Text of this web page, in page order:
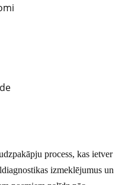
process, kas ietver
izmeklējumus un